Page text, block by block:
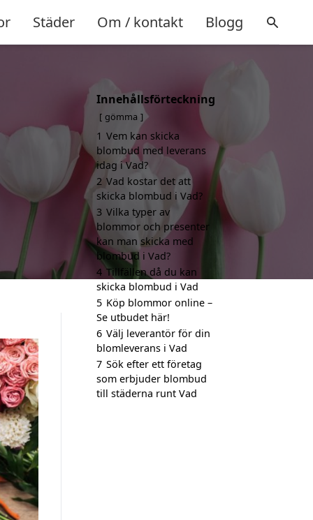
Städer Om / kontakt Blogg
Innehållsförteckning
gömma
1 Vem kan skicka
blombud med leverans
idag i Vad?
2 Vad kostar det att
skicka blombud i Vad?
3 Vilka typer av
blommor och presenter
kan man skicka med
blombud i Vad?
4 Tillfällen då du kan
skicka blombud i Vad
5 Köp blommor online –
Se utbudet här!
6 Välj leverantör för din
blomleverans i Vad
7 Sök efter ett företag
som erbjuder blombud
till städerna runt Vad